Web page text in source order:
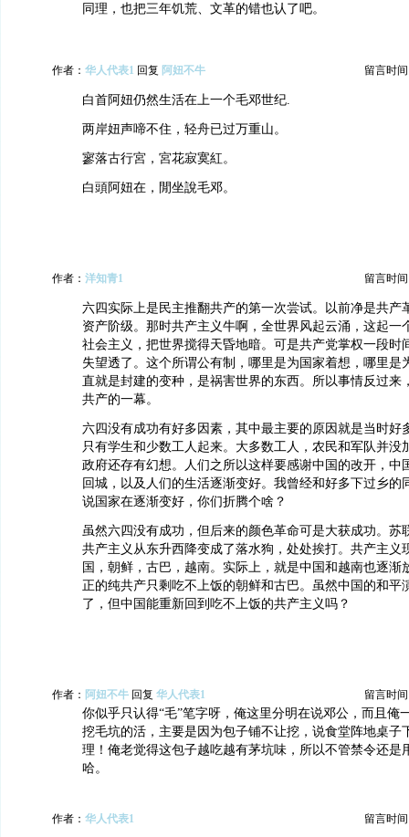
同理，也把三年饥荒、文革的错也认了吧。
作者： 华人代表1 回复 阿妞不牛 留言时间
白首阿妞仍然生活在上一个毛邓世纪.
两岸妞声啼不住，轻舟已过万重山。
寥落古行宮，宮花寂寞紅。
白頭阿妞在，閒坐說毛邓。
作者： 洋知青1 留言时间
六四实际上是民主推翻共产的第一次尝试。以前净是共产
资产阶级。那时共产主义牛啊，全世界风起云涌，这起一
社会主义，把世界搅得天昏地暗。可是共产党掌权一段时
失望透了。这个所谓公有制，哪里是为国家着想，哪里是
直就是封建的变种，是祸害世界的东西。所以事情反过来
共产的一幕。
六四没有成功有好多因素，其中最主要的原因就是当时好
只有学生和少数工人起来。大多数工人，农民和军队并没
政府还存有幻想。人们之所以这样要感谢中国的改开，中
回城，以及人们的生活逐渐变好。我曾经和好多下过乡的
说国家在逐渐变好，你们折腾个啥？
虽然六四没有成功，但后来的颜色革命可是大获成功。苏
共产主义从东升西降变成了落水狗，处处挨打。共产主义
国，朝鲜，古巴，越南。实际上，就是中国和越南也逐渐
正的纯共产只剩吃不上饭的朝鲜和古巴。虽然中国的和平
了，但中国能重新回到吃不上饭的共产主义吗？
作者： 阿妞不牛 回复 华人代表1 留言时间
你似乎只认得“毛”笔字呀，俺这里分明在说邓公，而且俺
挖毛坑的活，主要是因为包子铺不让挖，说食堂阵地桌子
理！俺老觉得这包子越吃越有茅坑味，所以不管禁令还是
哈。
作者： 华人代表1 留言时间